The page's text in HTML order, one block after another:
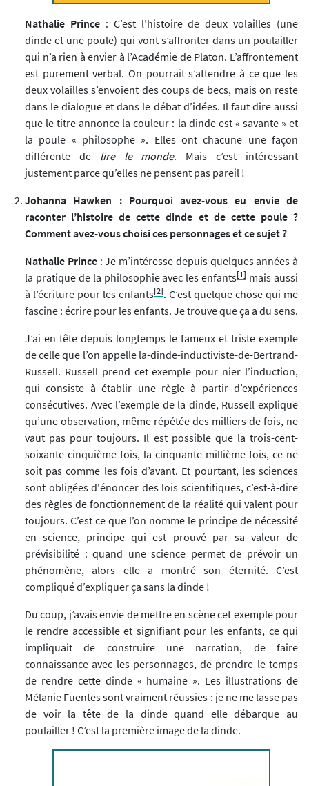
Nathalie Prince: C’est l’histoire de deux volailles (une
dinde et une poule) qui vont s’affronter dans un poulailler
qui n’a rien à envier à l’Académie de Platon. L’affrontement
est purement verbal. On pourrait s’attendre à ce que les
deux volailles s’envoient des coups de becs, mais on reste
dans le dialogue et dans le débat d’idées. Il faut dire aussi
que le titre annonce la couleur : la dinde est « savante » et
la poule « philosophe ». Elles ont chacune une façon
différente de lire le monde. Mais c’est intéressant
justement parce qu’elles ne pensent pas pareil !
Johanna Hawken : Pourquoi avez-vous eu envie de
raconter l’histoire de cette dinde et de cette poule ?
Comment avez-vous choisi ces personnages et ce sujet ?
Nathalie Prince: Je m’intéresse depuis quelques années à
la pratique de la philosophie avec les enfants[1] mais aussi
à l’écriture pour les enfants[2]. C’est quelque chose qui me
fascine : écrire pour les enfants. Je trouve que ça a du sens.
J’ai en tête depuis longtemps le fameux et triste exemple
de celle que l’on appelle la-dinde-inductiviste-de-Bertrand-
Russell. Russell prend cet exemple pour nier l’induction,
qui consiste à établir une règle à partir d’expériences
consécutives. Avec l’exemple de la dinde, Russell explique
qu’une observation, même répétée des milliers de fois, ne
vaut pas pour toujours. Il est possible que la trois-cent-
soixante-cinquième fois, la cinquante millième fois, ce ne
soit pas comme les fois d’avant. Et pourtant, les sciences
sont obligées d'énoncer des lois scientifiques, c’est-à-dire
des règles de fonctionnement de la réalité qui valent pour
toujours. C’est ce que l’on nomme le principe de nécessité
en science, principe qui est prouvé par sa valeur de
prévisibilité : quand une science permet de prévoir un
phénomène, alors elle a montré son éternité. C’est
compliqué d’expliquer ça sans la dinde !
Du coup, j’avais envie de mettre en scène cet exemple pour
le rendre accessible et signifiant pour les enfants, ce qui
impliquait de construire une narration, de faire
connaissance avec les personnages, de prendre le temps
de rendre cette dinde « humaine ». Les illustrations de
Mélanie Fuentes sont vraiment réussies : je ne me lasse pas
de voir la tête de la dinde quand elle débarque au
poulailler ! C’est la première image de la dinde.